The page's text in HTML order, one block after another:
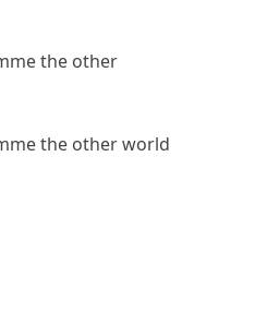
the other
the other world